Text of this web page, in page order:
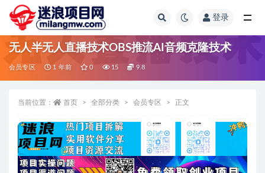
登录
无人半无人直播技术OBS推流AI音频克隆技术
会员专区 1 年前 0 15 9.8
当前位置： 首页 全部分类 会员专区 正文
全部